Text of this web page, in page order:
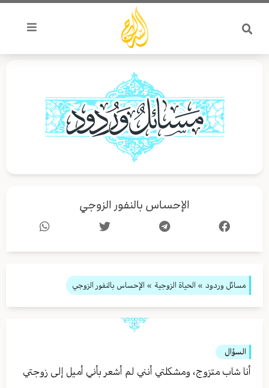
تخطي
المحتوى
الإحساس بالنفور الزوجي
مسائل وردود » الحياة الزوجية » الإحساس بالنفور الزوجي
السؤال
أنا شاب متزوج، ومشكلتي أنني لم أشعر بأني أميل إلى زوجتي